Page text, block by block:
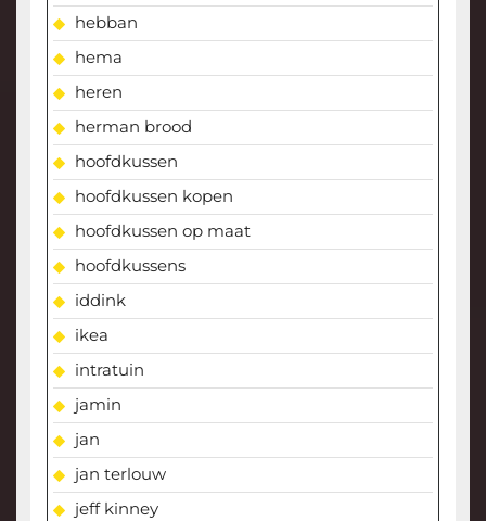
hebban
hema
heren
herman brood
hoofdkussen
hoofdkussen kopen
hoofdkussen op maat
hoofdkussens
iddink
ikea
intratuin
jamin
jan
jan terlouw
jeff kinney